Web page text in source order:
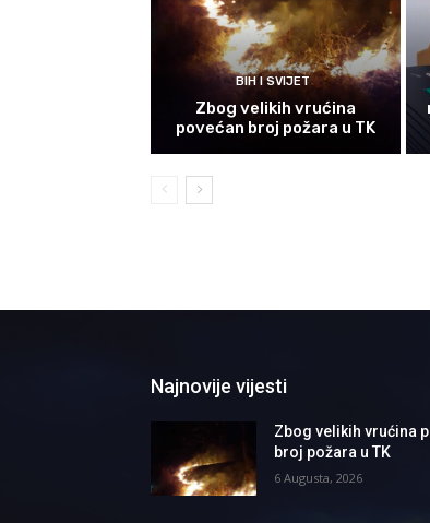
BIH I SVIJET
Zbog velikih vrućina
povećan broj požara u TK
Najnovije vijesti
Zbog velikih vrućina
broj požara u TK
6 Augusta, 2026